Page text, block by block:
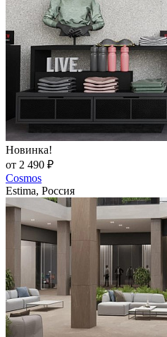
Новинка!
от 2 490 ₽
Cosmos
Estima, Россия